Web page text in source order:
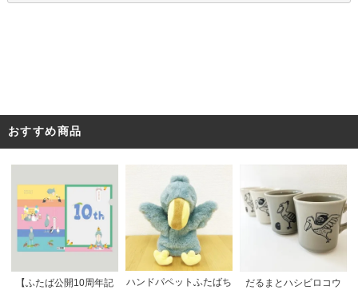
おすすめ商品
【ふたば公開10周年記
ハンドパペットふたばち
だるまとハシビロコウ